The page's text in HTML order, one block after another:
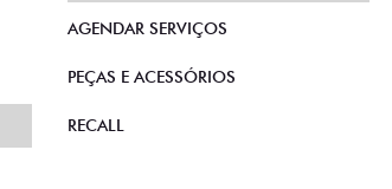
AGENDAR SERVIÇOS
PEÇAS E ACESSÓRIOS
RECALL